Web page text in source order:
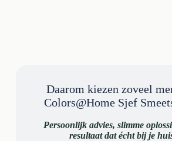
Daarom kiezen zoveel
Colors@Home Sjef
Persoonlijk advies, slimme
resultaat dat écht bij je